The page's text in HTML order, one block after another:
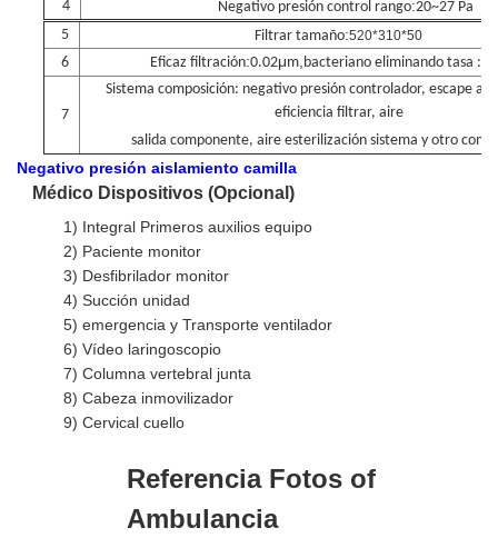
4 Negativo presión control rango:20~27 Pa
5
Filtrar tamaño:520*310*50
6 Eficaz filtración:0.02μm,bacteriano eliminando tasa
7
Sistema composición: negativo presión controlador, escape
eficiencia filtrar, aire
salida componente, aire esterilización sistema y otro
Negativo presión aislamiento camilla
Médico Dispositivos (Opcional)
1) Integral Primeros auxilios equipo
2) Paciente monitor
3) Desfibrilador monitor
4)Succión unidad
5) emergencia y Transporte ventilador
6) Vídeo laringoscopio
7) Columna vertebral junta
8) Cabeza inmovilizador
9) Cervicalcuello
Referencia Fotos of
Ambulancia